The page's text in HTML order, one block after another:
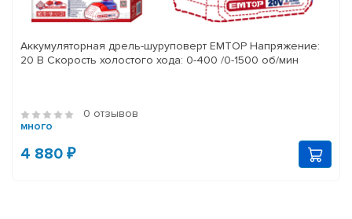
Аккумуляторная дрель-шуруповерт EMTOP Напряжение:
20 В Скорость холостого хода: 0-400 /0-1500 об/мин
0 отзывов
много
4 880 ₽